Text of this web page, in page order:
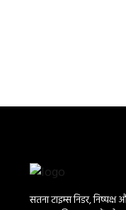
सतना टाइम्स निडर,